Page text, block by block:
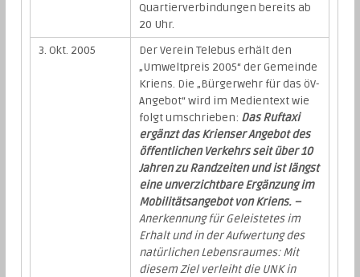
Quartierverbindungen bereits ab
20 Uhr.
3. Okt. 2005
Der Verein Telebus erhält den
„Umweltpreis 2005“ der Gemeinde
Kriens. Die „Bürgerwehr für das öV-
Angebot“ wird im Medientext wie
folgt umschrieben: Das Ruftaxi
ergänzt das Krienser Angebot des
öffentlichen Verkehrs seit über 10
Jahren zu Randzeiten und ist längst
eine unverzichtbare Ergänzung im
Mobilitätsangebot von Kriens. –
Anerkennung für Geleistetes im
Erhalt und in der Aufwertung des
natürlichen Lebensraumes: Mit
diesem Ziel verleiht die UNK in